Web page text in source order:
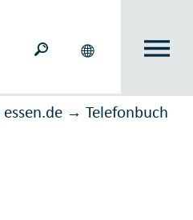
essen.de → Telefonbuch